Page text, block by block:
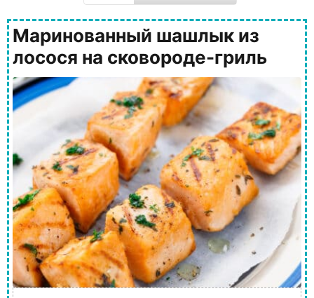
Маринованный шашлык из
лосося на сковороде-гриль